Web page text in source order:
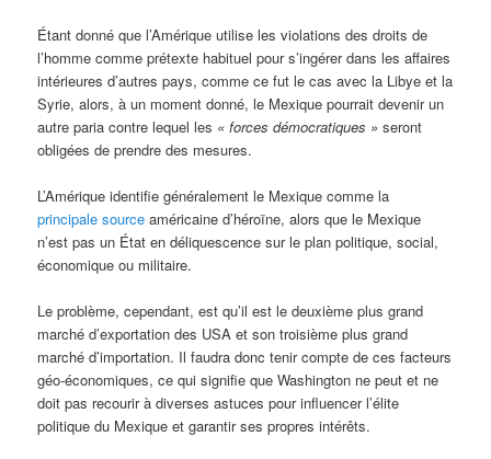
Étant donné que l’Amérique utilise les violations des droits de
l’homme comme prétexte habituel pour s’ingérer dans les affaires
intérieures d’autres pays, comme ce fut le cas avec la Libye et la
Syrie, alors, à un moment donné, le Mexique pourrait devenir un
autre paria contre lequel les « forces démocratiques » seront
obligées de prendre des mesures.
L’Amérique identifie généralement le Mexique comme la
principale source américaine d’héroïne, alors que le Mexique
n’est pas un État en déliquescence sur le plan politique, social,
économique ou militaire.
Le problème, cependant, est qu’il est le deuxième plus grand
marché d’exportation des USA et son troisième plus grand
marché d’importation. Il faudra donc tenir compte de ces facteurs
géo-économiques, ce qui signifie que Washington ne peut et ne
doit pas recourir à diverses astuces pour influencer l’élite
politique du Mexique et garantir ses propres intérêts.